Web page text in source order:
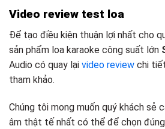
Video review test loa
Để tạo điều kiện thuận lợi nhất cho
sản phẩm loa karaoke công suất lớn
Audio có quay lại video review chi
tham khảo.
Chúng tôi mong muốn quý khách sẻ
âm thật tế nhất có thể để chọn